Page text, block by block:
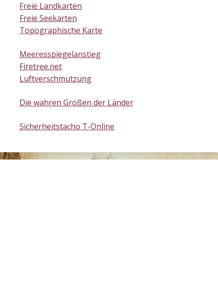
Freie Landkarten
Freie Seekarten
Topographische Karte
Meeresspiegelanstieg
Firetree.net
Luftverschmutzung
Die wahren Größen der Länder
Sicherheitstacho T-Online